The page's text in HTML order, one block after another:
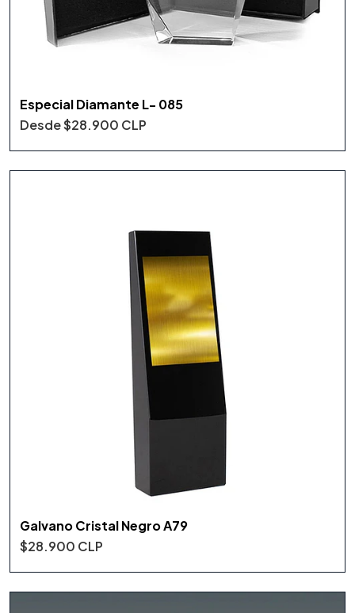
Especial Diamante L- 085
Desde$28.900 CLP
Galvano Cristal Negro A79
$28.900 CLP